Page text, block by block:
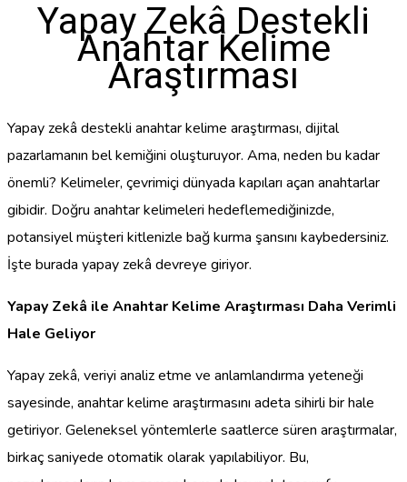
Yapay Zekâ Destekli
Anahtar Kelime
Araştırması
Yapay zekâ destekli anahtar kelime araştırması, dijital
pazarlamanın bel kemiğini oluşturuyor. Ama, neden bu kadar
önemli? Kelimeler, çevrimiçi dünyada kapıları açan anahtarlar
gibidir. Doğru anahtar kelimeleri hedeflemediğinizde,
potansiyel müşteri kitlenizle bağ kurma şansını kaybedersiniz.
İşte burada yapay zekâ devreye giriyor.
Yapay Zekâ ile Anahtar Kelime Araştırması Daha Verimli
Hale Geliyor
Yapay zekâ, veriyi analiz etme ve anlamlandırma yeteneği
sayesinde, anahtar kelime araştırmasını adeta sihirli bir hale
getiriyor. Geleneksel yöntemlerle saatlerce süren araştırmalar,
birkaç saniyede otomatik olarak yapılabiliyor. Bu,